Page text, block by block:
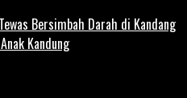
Bersimbah Darah di Kandang
Kandung